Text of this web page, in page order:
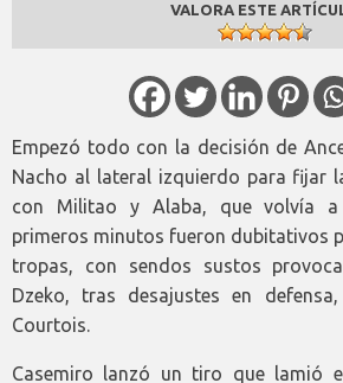
VALORA ESTE
Empezó todo con la decisión de
Nacho al lateral izquierdo para fijar
con Militao y Alaba, que volvía
primeros minutos fueron dubitativos
tropas, con sendos sustos
Dzeko, tras desajustes en
Courtois.
Casemiro lanzó un tiro que lamió